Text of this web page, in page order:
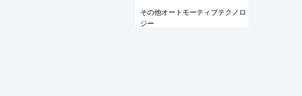
その他オートモーティブテクノロ
ジー